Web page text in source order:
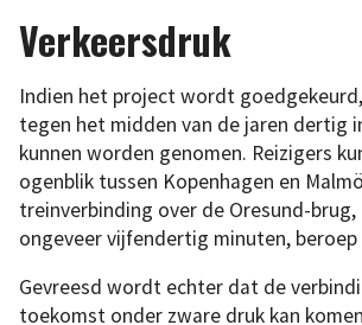
Verkeersdruk
Indien het project wordt
tegen het midden van de jaren dertig
kunnen worden genomen. Reizigers
ogenblik tussen Kopenhagen en
treinverbinding over de Oresund-brug,
ongeveer vijfendertig minuten, beroep
Gevreesd wordt echter dat de
toekomst onder zware druk kan